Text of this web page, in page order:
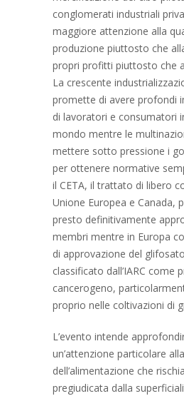
conglomerati industriali
maggiore attenzione alla
produzione piuttosto che
propri profitti piuttosto che
La crescente
promette di avere profondi
di lavoratori e consumatori
mondo mentre le
mettere sotto pressione i
per ottenere normative
il CETA, il trattato di libero
Unione Europea e Canada,
presto definitivamente
membri mentre in Europa
di approvazione del
classificato dall’IARC come
cancerogeno,
proprio nelle coltivazioni di
L’evento intende
un’attenzione particolare
dell’alimentazione che
pregiudicata dalla